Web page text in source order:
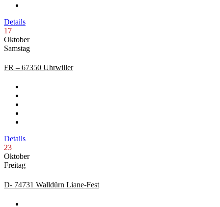
Details
17
Oktober
Samstag
FR – 67350 Uhrwiller
Details
23
Oktober
Freitag
D- 74731 Walldürn Liane-Fest